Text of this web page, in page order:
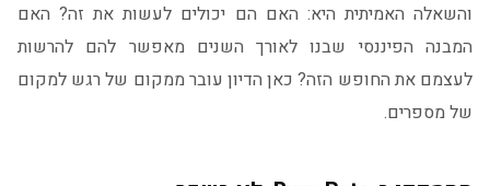
והשאלה האמיתית היא: האם הם יכולים לעשות את זה? האם
המבנה הפיננסי שבנו לאורך השנים מאפשר להם להרשות
לעצמם את החופש הזה? כאן הדיון עובר ממקום של רגש למקום
של מספרים.